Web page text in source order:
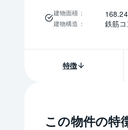
建物面積 ：
建物構造 ： 鉄筋
特徴
この物件の特